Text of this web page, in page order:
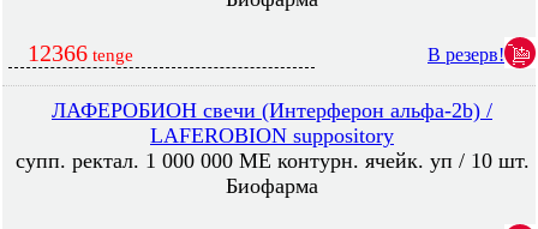
12366 tenge В резерв!
ЛАФЕРОБИОН свечи (Интерферон альфа-2b) /
LAFEROBION suppository
супп. ректал. 1 000 000 МЕ контурн. ячейк. уп / 10 шт.
Биофарма